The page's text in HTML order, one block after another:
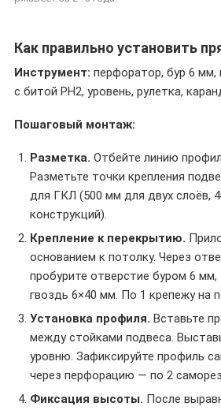
Как правильно установить
Инструмент: перфоратор, бур 6 мм,
с битой PH2, уровень, рулетка,
Пошаговый монтаж:
Разметка. Отбейте линию
Разметьте точки крепления
для ГКЛ (500 мм для двух слоёв,
конструкций).
Крепление к перекрытию.
основанием к потолку. Через
пробурите отверстие буром 6
гвоздь 6×40 мм. По 1 крепежу на
Установка профиля. Вставьте
между стойками подвеса.
уровню. Зафиксируйте профиль
через перфорацию — по 2
Фиксация высоты. После